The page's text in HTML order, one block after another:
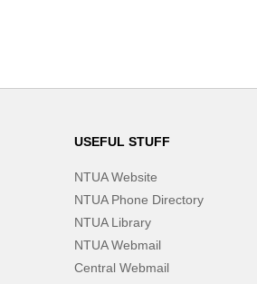
USEFUL STUFF
NTUA Website
NTUA Phone Directory
NTUA Library
NTUA Webmail
Central Webmail